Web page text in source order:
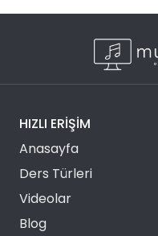
HIZLI ERIŞIM
Anasayfa
Ders Türleri
Videolar
Blog